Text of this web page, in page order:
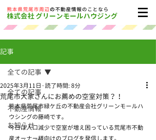
​熊本県荒尾市周辺の不動産情報のことなら
株式会社 グリーンモールハウジング
記事
全ての記事
不動産情報
お知らせ
全ての記事
荒尾市大家さんにお薦めの空室対策？！
2025年3月11日 読了時間: 8分
熊本県荒尾市緑ケ丘の不動産会社グリーンモールハ
ウシングの藤崎です。
今日は人口減少で空室が増え困っている荒尾市不動
産オーナー様向けのブログを発信します。